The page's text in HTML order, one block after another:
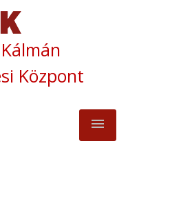
Központ